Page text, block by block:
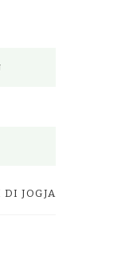
DI JOGJA